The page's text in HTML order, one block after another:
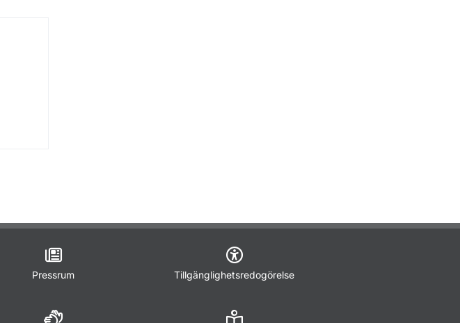
Pressrum Tillgänglighetsredogörelse